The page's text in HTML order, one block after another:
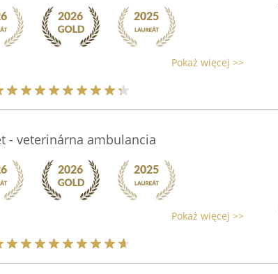
Pokaż więcej >>
- veterinárna ambulancia
Pokaż więcej >>